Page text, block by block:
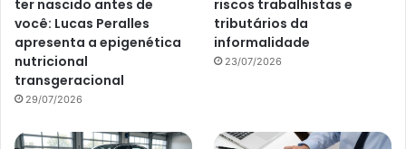
ter nascido antes de
você: Lucas Peralles
apresenta a epigenética
nutricional
transgeracional
29/07/2026
riscos trabalhistas e
tributários da
informalidade
23/07/2026